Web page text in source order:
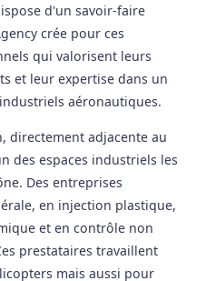
d'un savoir-faire
crée pour ces
qui valorisent leurs
et leur expertise dans un
aéronautiques.
directement adjacente au
des espaces industriels les
Des entreprises
en injection plastique,
et en contrôle non
prestataires travaillent
mais aussi pour